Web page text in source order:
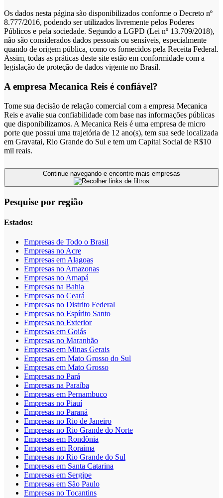
Os dados nesta página são disponibilizados conforme o Decreto nº
8.777/2016, podendo ser utilizados livremente pelos Poderes
Públicos e pela sociedade. Segundo a LGPD (Lei nº 13.709/2018),
não são considerados dados pessoais ou sensíveis, especialmente
quando de origem pública, como os fornecidos pela Receita Federal.
Assim, todas as práticas deste site estão em conformidade com a
legislação de proteção de dados vigente no Brasil.
A empresa Mecanica Reis é confiável?
Tome sua decisão de relação comercial com a empresa Mecanica
Reis e avalie sua confiabilidade com base nas informações públicas
que disponibilizamos. A Mecanica Reis é uma empresa de micro
porte que possui uma trajetória de 12 ano(s), tem sua sede localizada
em Gravatai, Rio Grande do Sul e tem um Capital Social de R$10
mil reais.
Pesquise por região
Estados:
Empresas de Todo o Brasil
Empresas no Acre
Empresas em Alagoas
Empresas no Amazonas
Empresas no Amapá
Empresas na Bahia
Empresas no Ceará
Empresas no Distrito Federal
Empresas no Espírito Santo
Empresas no Exterior
Empresas em Goiás
Empresas no Maranhão
Empresas em Minas Gerais
Empresas em Mato Grosso do Sul
Empresas em Mato Grosso
Empresas no Pará
Empresas na Paraíba
Empresas em Pernambuco
Empresas no Piauí
Empresas no Paraná
Empresas no Rio de Janeiro
Empresas no Rio Grande do Norte
Empresas em Rondônia
Empresas em Roraima
Empresas no Rio Grande do Sul
Empresas em Santa Catarina
Empresas em Sergipe
Empresas em São Paulo
Empresas no Tocantins